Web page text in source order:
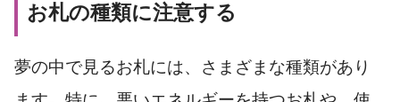
お札の種類に注意する
夢の中で見るお札には、さまざまな種類があり